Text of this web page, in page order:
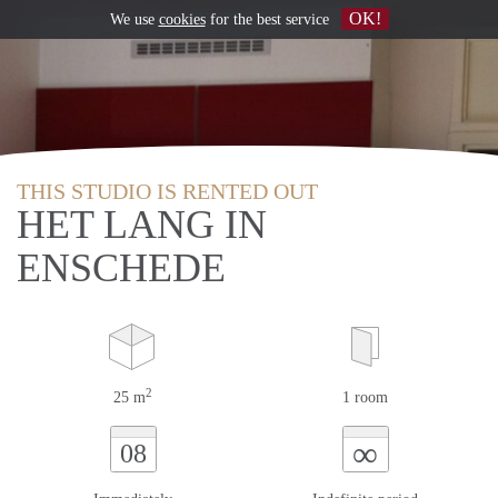
THIS STUDIO IS RENTED OUT
HET LANG IN
ENSCHEDE
25 m2 1 room
08 ∞
We use cookiesfor the best service OK!